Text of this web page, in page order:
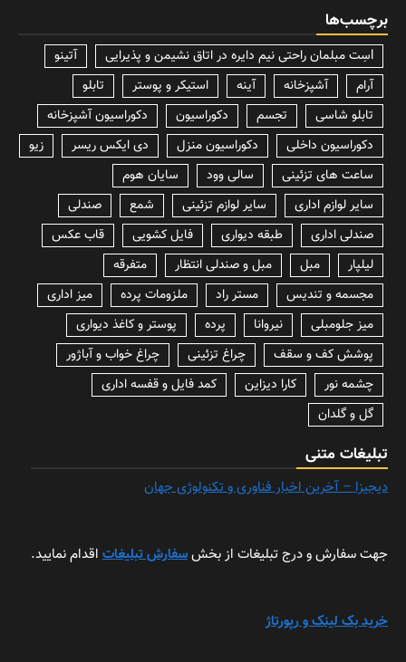
برچسب‌ها
lسِت مبلمان راحتی نیم دایره در اتاق نشیمن و پذیرایی
آتینو
آرام
آشپزخانه آینه استیکر و پوستر
تابلو
تابلو شاسی
تجسم دکوراسیون
دکوراسیون آشپزخانه
دکوراسیون داخلی
دکوراسیون منزل دی ایکس ریسر
زیو
ساعت های تزئینی
سالی وود
سایان هوم
سایر لوازم اداری
سایر لوازم تزئینی شمع
صندلی
صندلی اداری
طبقه دیواری فایل کشویی
قاب عکس
لیلپار
مبل مبل و صندلی انتظار
متفرقه
مجسمه و تندیس
مستر راد ملزومات پرده
میز اداری
میز جلومبلی
نیروانا پرده
پوستر و کاغذ دیواری
پوشش کف و سقف
چراغ تزئینی
چراغ خواب و آباژور
چشمه نور
کارا دیزاین
کمد فایل و قفسه اداری
گل و گلدان
تبلیغات متنی
دیجیزا – آخرین اخبار فناوری و تکنولوژی جهان
جهت سفارش و درج تبلیغات از بخشسفارش تبلیغات اقدام نمایید.
خرید بک لینک و رپورتاژ